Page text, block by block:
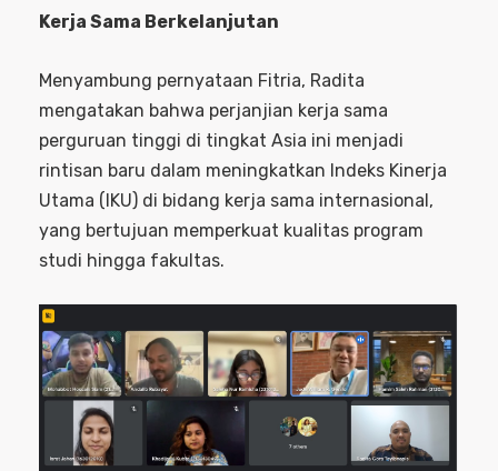
Kerja Sama Berkelanjutan
Menyambung pernyataan Fitria, Radita
mengatakan bahwa perjanjian kerja sama
perguruan tinggi di tingkat Asia ini menjadi
rintisan baru dalam meningkatkan Indeks Kinerja
Utama (IKU) di bidang kerja sama internasional,
yang bertujuan memperkuat kualitas program
studi hingga fakultas.